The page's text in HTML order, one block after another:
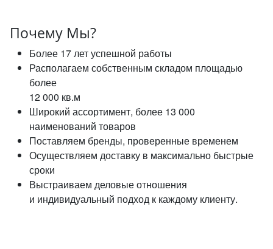
Почему Мы?
Более 17 лет успешной работы
Располагаем собственным складом площадью
более
12 000 кв.м
Широкий ассортимент, более 13 000
наименований товаров
Поставляем бренды, проверенные временем
Осуществляем доставку в максимально быстрые
сроки
Выстраиваем деловые отношения
и индивидуальный подход к каждому клиенту.